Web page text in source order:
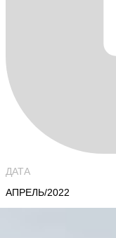
ДАТА
АПРЕЛЬ/2022